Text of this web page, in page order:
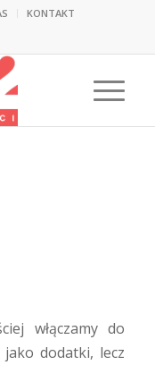
KONTAKT
włączamy do
dodatki, lecz